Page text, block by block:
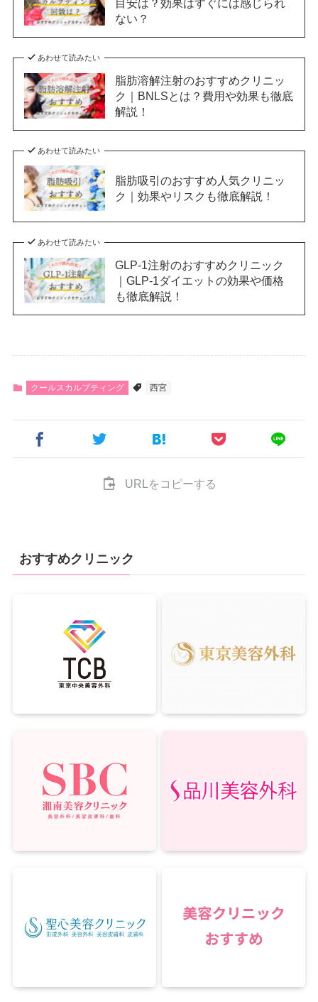
目安は？効果はすぐには感じられ
ない？
あわせて読みたい
脂肪溶解注射のおすすめクリニッ
ク｜BNLSとは？費用や効果も徹底
解説！
あわせて読みたい
脂肪吸引のおすすめ人気クリニッ
ク｜効果やリスクも徹底解説！
あわせて読みたい
GLP-1注射のおすすめクリニック
｜GLP-1ダイエットの効果や価格
も徹底解説！
クールスカルプティング 西宮
URLをコピーする
おすすめクリニック